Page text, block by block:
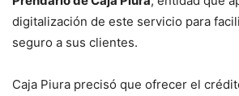
digitalización de este servicio para
seguro a sus clientes.
Caja Piura precisó que ofrecer el